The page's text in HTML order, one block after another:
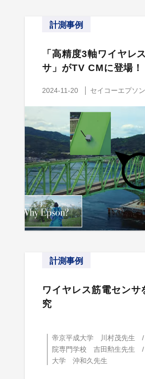
計測事例
「高精度3軸ワイヤレ
サ」がTV CMに登場！
2024-11-20 セイコーエプソ
計測事例
ワイヤレス筋電センサ
究
帝京平成大学 川村茂先生
院専門学校 吉田勲生先生
大学 沖和久先生